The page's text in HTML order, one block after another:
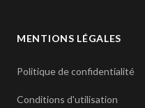
MENTIONS LÉGALES
Politique de confidentialité
Conditions d'utilisation